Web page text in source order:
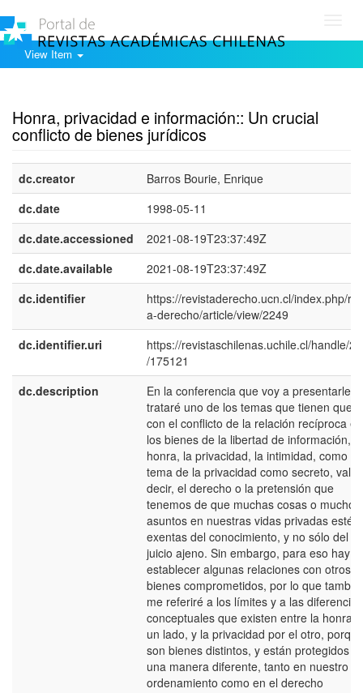
View Item
Honra, privacidad e información:: Un crucial
conflicto de bienes jurídicos
dc.creator
Barros Bourie, Enrique
dc.date
1998-05-11
dc.date.accessioned
2021-08-19T23:37:49Z
dc.date.available
2021-08-19T23:37:49Z
dc.identifier
https://revistaderecho.ucn.cl/index.php/
a-derecho/article/view/2249
dc.identifier.uri
https://revistaschilenas.uchile.cl/handle/
/175121
dc.description
En la conferencia que voy a presentarles,
trataré uno de los temas que tienen que
con el conflicto de la relación recíproca
los bienes de la libertad de información, la
honra, la privacidad, la intimidad, como
tema de la privacidad como secreto, vale
decir, el derecho o la pretensión que
tenemos de que muchas cosas o muchos
asuntos en nuestras vidas privadas estén
exentas del conocimiento, y no sólo del
juicio ajeno. Sin embargo, para eso hay
establecer algunas relaciones con otros
bienes comprometidos, por lo que
me referiré a los límites y a las diferencias
conceptuales que existen entre la honra,
un lado, y la privacidad por el otro, porque
son bienes distintos, y están protegidos
una manera diferente, tanto en nuestro
ordenamiento como en el derecho